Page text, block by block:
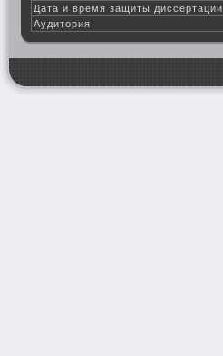
Дата и время защиты диссертации
Аудитория